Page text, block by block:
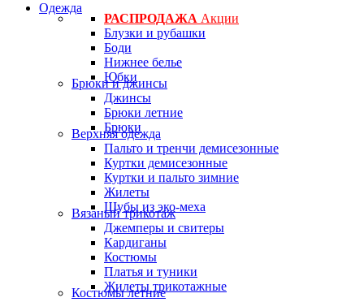
Одежда
РАСПРОДАЖА Акции
Блузки и рубашки
Боди
Нижнее белье
Юбки
Брюки и джинсы
Джинсы
Брюки летние
Брюки
Верхняя одежда
Пальто и тренчи демисезонные
Куртки демисезонные
Куртки и пальто зимние
Жилеты
Шубы из эко-меха
Вязаный трикотаж
Джемперы и свитеры
Кардиганы
Костюмы
Платья и туники
Жилеты трикотажные
Костюмы летние